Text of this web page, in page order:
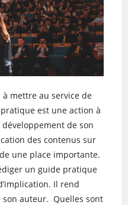
mettre au service de
est une action à
de son
des contenus sur
une place importante.
un guide pratique
Il rend
son auteur. Quelles sont